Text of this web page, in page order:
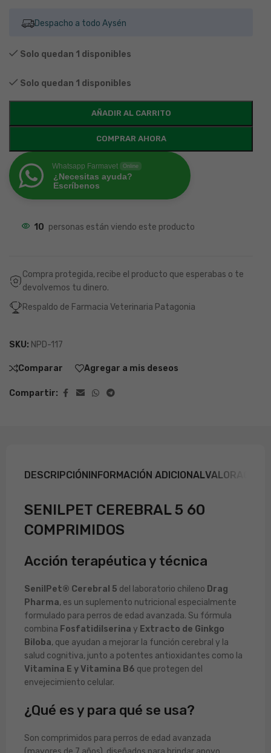
Despacho a todo Aysén
Solo quedan 1 disponibles
Solo quedan 1 disponibles
AÑADIR AL CARRITO
COMPRAR AHORA
Whatsapp Farmavet Online
¿Necesitas ayuda?
Escríbenos
10 personas están viendo este producto
Compra protegida, recibe el producto que esperabas o te
devolvemos tu dinero.
Respaldo de Farmacia Veterinaria Patagonia
SKU: NPD-117
Comparar Agregar a mis deseos
Compartir:
DESCRIPCIÓNINFORMACIÓN ADICIONAL
SENILPET CEREBRAL 5 60
COMPRIMIDOS
Acción terapéutica y técnica
SenilPet® Cerebral 5 del laboratorio chileno Drag
Pharma, es un suplemento nutricional especialmente
formulado para perros de edad avanzada. Su fórmula
combina Fosfatidilserina y Extracto de Ginkgo
Biloba, que ayudan a mejorar la función cerebral y la
salud cognitiva, junto a potentes antioxidantes como la
Vitamina E y Vitamina B6 que protegen del
envejecimiento celular.
¿Qué es y para qué se usa?
Son comprimidos para perros de edad avanzada